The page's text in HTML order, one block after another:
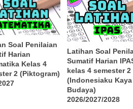
Soal Penilaian
Harian
Kelas 4
2 (Piktogram)
Latihan Soal
Sumatif Harian
kelas 4 semester 2
(Indonesiaku Kaya
Budaya)
2026/2027/2028